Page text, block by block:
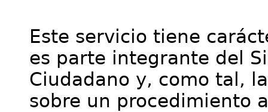
Este servicio tiene
es parte integrante del
Ciudadano y, como tal,
sobre un procedimiento